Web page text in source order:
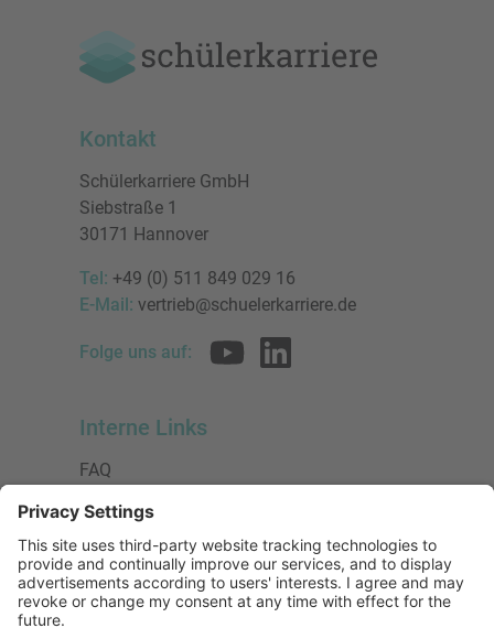
Kontakt
Schülerkarriere GmbH
Siebstraße 1
30171 Hannover
Tel: +49 (0) 511 849 029 16
E-Mail: vertrieb@schuelerkarriere.de
Folge uns auf:
Interne Links
FAQ
Datenschutzerklärung
Impressum
Presse
Urheberrecht